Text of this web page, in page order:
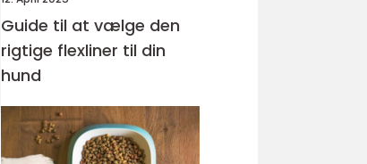
Guide til at vælge den
rigtige flexliner til din
hund